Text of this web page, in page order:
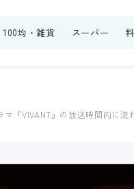
100均・雑貨 スーパー
『VIVANT』の放送時間内に流